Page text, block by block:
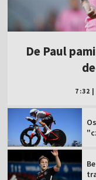
De Paul
7:32